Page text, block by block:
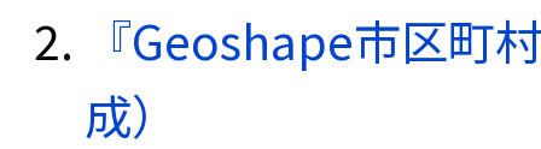
『Geoshape市区町
成）